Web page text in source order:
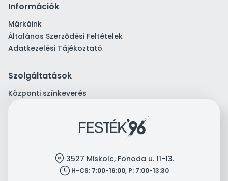
Információk
Márkáink
Általános Szerződési Feltételek
Adatkezelési Tájékoztató
Szolgáltatások
Központi színkeverés
location 3527 Miskolc, Fonoda u. 11-13.
clock H-CS: 7:00-16:00, P: 7:00-13:30